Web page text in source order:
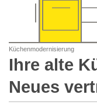
Küchenmodernisierung
Ihre alte
Neues